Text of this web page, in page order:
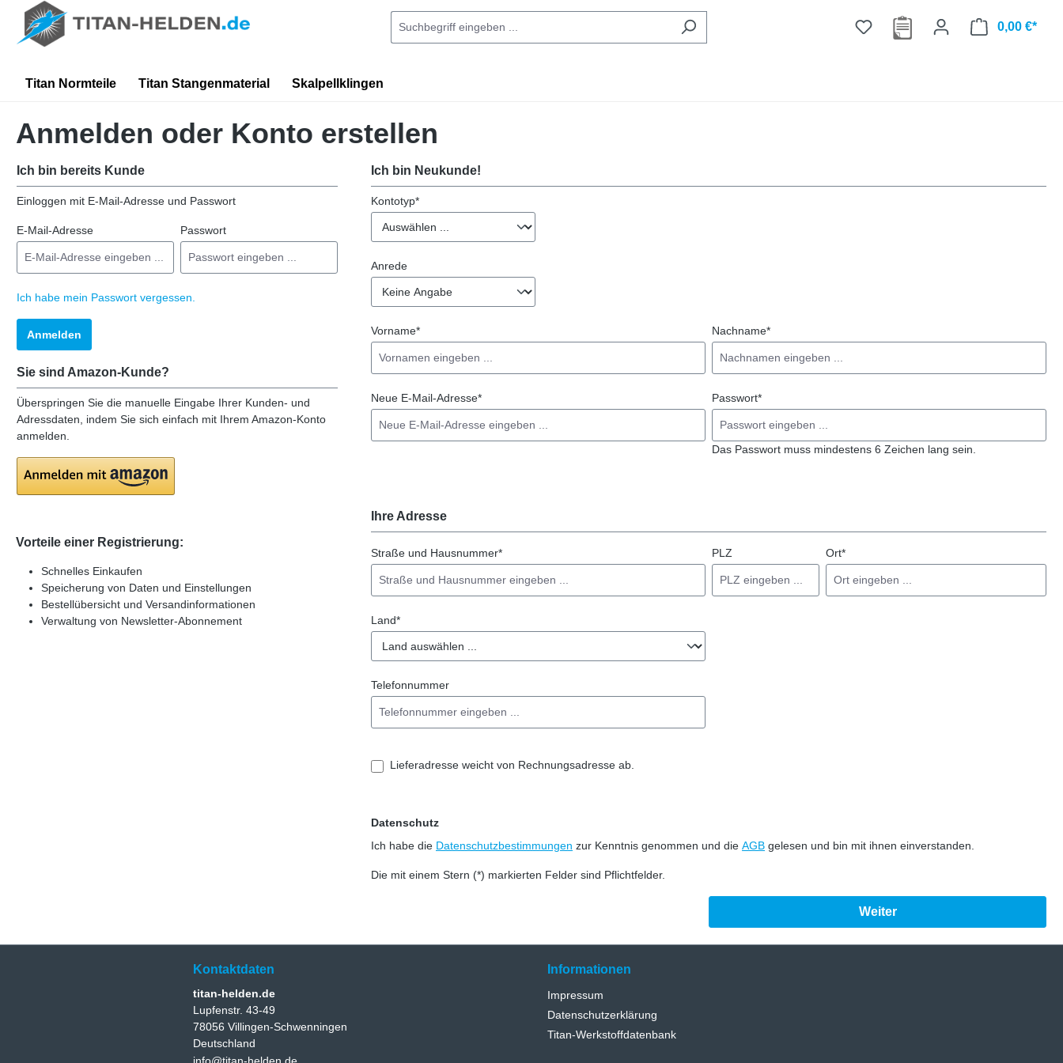
Zur Hauptnavigation springen
0,00 €*
Titan Normteile Titan Stangenmaterial Skalpellklingen
Anmelden oder Konto erstellen
Ich bin bereits Kunde
Einloggen mit E-Mail-Adresse und Passwort
E-Mail-Adresse Passwort
Ich habe mein Passwort vergessen.
Anmelden
Sie sind Amazon-Kunde?
Überspringen Sie die manuelle Eingabe Ihrer Kunden- und
Adressdaten, indem Sie sich einfach mit Ihrem Amazon-Konto
anmelden.
Vorteile einer Registrierung:
Schnelles Einkaufen
Speicherung von Daten und Einstellungen
Bestellübersicht und Versandinformationen
Verwaltung von Newsletter-Abonnement
Ich bin Neukunde!
Persönliche Informationen
Kontotyp*
Anrede
Vorname* Nachname*
Neue E-Mail-Adresse* Passwort*
Das Passwort muss mindestens 6 Zeichen lang sein.
Ihre Adresse
Straße und Hausnummer* PLZ Ort*
Land*
Telefonnummer
Lieferadresse weicht von Rechnungsadresse ab.
Datenschutz
Ich habe die Datenschutzbestimmungen zur Kenntnis genommen und die AGB gelesen und bin mit ihnen einverstanden.
Die mit einem Stern (*) markierten Felder sind Pflichtfelder.
Weiter
Kontaktdaten
titan-helden.de
Lupfenstr. 43-49
78056 Villingen-Schwenningen
Deutschland
Informationen
Impressum
Datenschutzerklärung
Titan-Werkstoffdatenbank